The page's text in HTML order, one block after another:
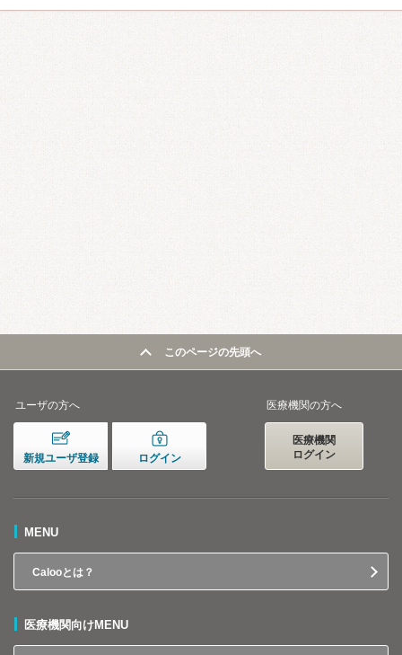
このページの先頭へ
ユーザの方へ
新規ユーザ登録 ログイン
医療機関の方へ
医療機関
ログイン
MENU
Calooとは？
医療機関向けMENU